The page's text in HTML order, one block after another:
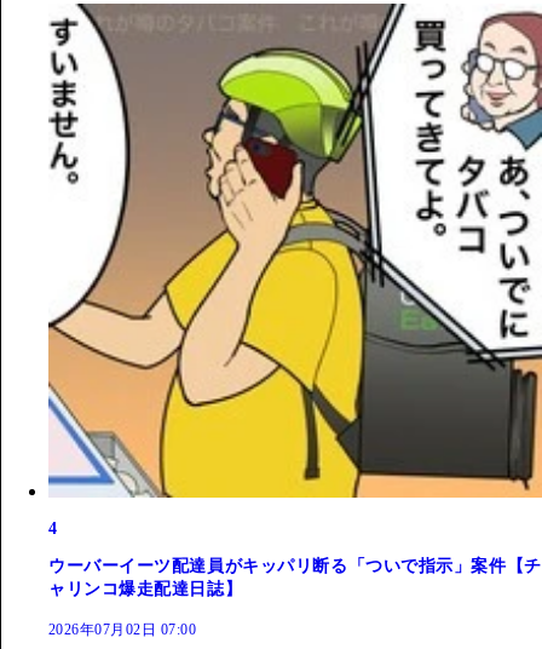
4
ウーバーイーツ配達員がキッパリ断る「ついで指示」案件【チ
ャリンコ爆走配達日誌】
2026年07月02日 07:00